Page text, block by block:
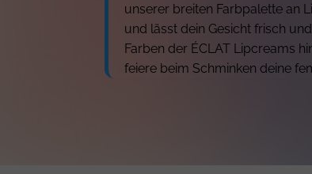
unserer breiten Farbpalette an
und lässt dein Gesicht frisch
Farben der ÉCLAT Lipcreams
feiere beim Schminken deine